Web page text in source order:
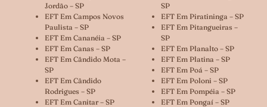
Jordão – SP
EFT Em Campos Novos
Paulista – SP
EFT Em Cananéia – SP
EFT Em Canas – SP
EFT Em Cândido Mota –
SP
EFT Em Cândido
Rodrigues – SP
EFT Em Canitar – SP
SP
EFT Em Piratininga – SP
EFT Em Pitangueiras –
SP
EFT Em Planalto – SP
EFT Em Platina – SP
EFT Em Poá – SP
EFT Em Poloni – SP
EFT Em Pompéia – SP
EFT Em Pongaí – SP